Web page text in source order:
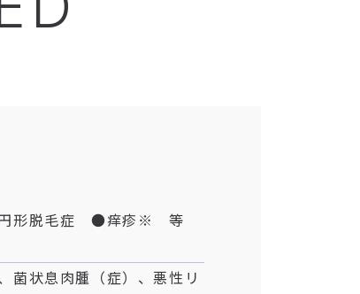
形脱毛症 ●痒疹※ 等
菌状息肉腫（症）、悪性リ